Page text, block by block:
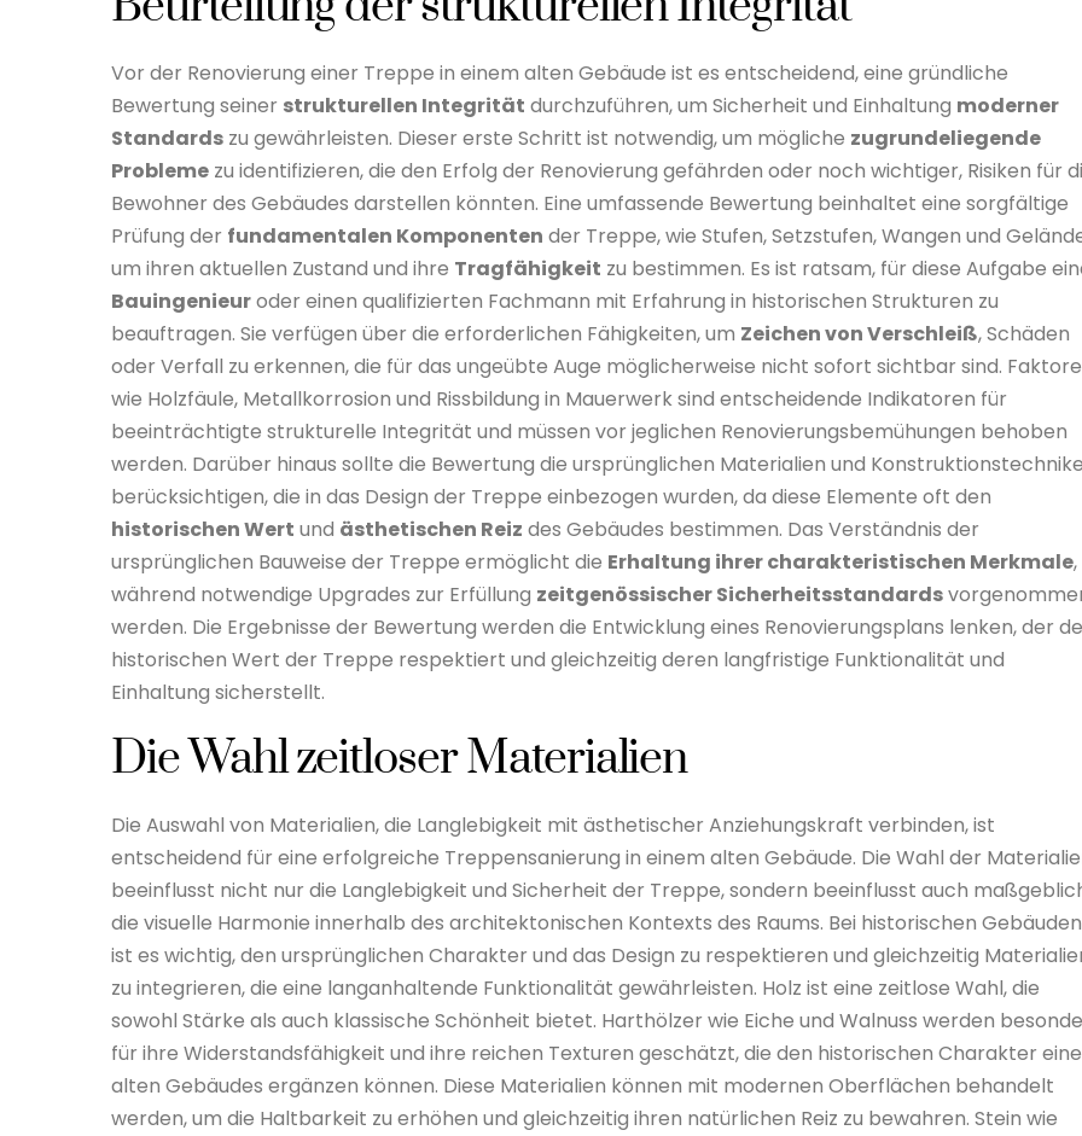
Vor der Renovierung einer Treppe in einem alten Gebäude ist es entscheidend, eine gründliche
Bewertung seiner strukturellen Integrität durchzuführen, um Sicherheit und Einhaltung moderner
Standards zu gewährleisten. Dieser erste Schritt ist notwendig, um mögliche zugrundeliegende
Probleme zu identifizieren, die den Erfolg der Renovierung gefährden oder noch wichtiger, Risiken für
Bewohner des Gebäudes darstellen könnten. Eine umfassende Bewertung beinhaltet eine sorgfältige
Prüfung der fundamentalen Komponenten der Treppe, wie Stufen, Setzstufen, Wangen und
um ihren aktuellen Zustand und ihre Tragfähigkeit zu bestimmen. Es ist ratsam, für diese Aufgabe
Bauingenieuroder einen qualifizierten Fachmann mit Erfahrung in historischen Strukturen zu
beauftragen. Sie verfügen über die erforderlichen Fähigkeiten, um Zeichen von Verschleiß, Schäden
oder Verfall zu erkennen, die für das ungeübte Auge möglicherweise nicht sofort sichtbar sind.
wie Holzfäule, Metallkorrosion und Rissbildung in Mauerwerk sind entscheidende Indikatoren für
beeinträchtigte strukturelle Integrität und müssen vor jeglichen Renovierungsbemühungen behoben
werden. Darüber hinaus sollte die Bewertung die ursprünglichen Materialien und
berücksichtigen, die in das Design der Treppe einbezogen wurden, da diese Elemente oft den
historischen Wert und ästhetischen Reiz des Gebäudes bestimmen. Das Verständnis der
ursprünglichen Bauweise der Treppe ermöglicht die Erhaltung ihrer charakteristischen Merkmale,
während notwendige Upgrades zur Erfüllung zeitgenössischer Sicherheitsstandards
werden. Die Ergebnisse der Bewertung werden die Entwicklung eines Renovierungsplans lenken, der
historischen Wert der Treppe respektiert und gleichzeitig deren langfristige Funktionalität und
Einhaltung sicherstellt.
Die Wahl zeitloser Materialien
Die Auswahl von Materialien, die Langlebigkeit mit ästhetischer Anziehungskraft verbinden, ist
entscheidend für eine erfolgreiche Treppensanierung in einem alten Gebäude. Die Wahl der
beeinflusst nicht nur die Langlebigkeit und Sicherheit der Treppe, sondern beeinflusst auch
die visuelle Harmonie innerhalb des architektonischen Kontexts des Raums. Bei historischen Gebäuden
ist es wichtig, den ursprünglichen Charakter und das Design zu respektieren und gleichzeitig
zu integrieren, die eine langanhaltende Funktionalität gewährleisten. Holz ist eine zeitlose Wahl, die
sowohl Stärke als auch klassische Schönheit bietet. Harthölzer wie Eiche und Walnuss werden
für ihre Widerstandsfähigkeit und ihre reichen Texturen geschätzt, die den historischen Charakter
alten Gebäudes ergänzen können. Diese Materialien können mit modernen Oberflächen behandelt
werden, um die Haltbarkeit zu erhöhen und gleichzeitig ihren natürlichen Reiz zu bewahren. Stein wie